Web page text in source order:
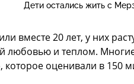
Дети остались жить с
вместе 20 лет, у них
любовью и теплом.
которое оценивали в 150